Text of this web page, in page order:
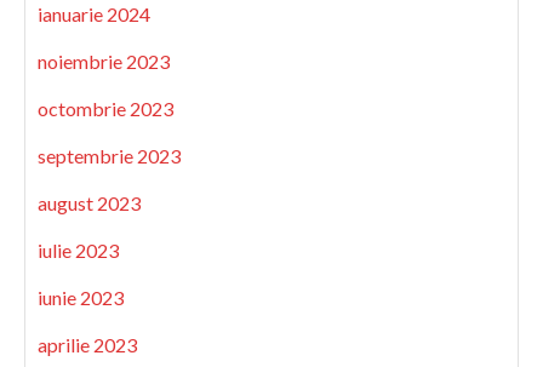
ianuarie 2024
noiembrie 2023
octombrie 2023
septembrie 2023
august 2023
iulie 2023
iunie 2023
aprilie 2023